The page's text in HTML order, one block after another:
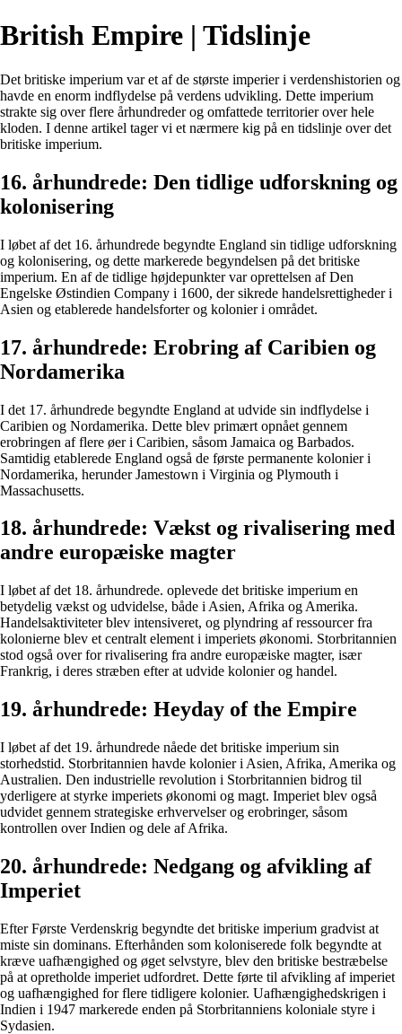
British Empire | Tidslinje
Det britiske imperium var et af de største imperier i verdenshistorien og
havde en enorm indflydelse på verdens udvikling. Dette imperium
strakte sig over flere århundreder og omfattede territorier over hele
kloden. I denne artikel tager vi et nærmere kig på en tidslinje over det
britiske imperium.
16. århundrede: Den tidlige udforskning og
kolonisering
I løbet af det 16. århundrede begyndte England sin tidlige udforskning
og kolonisering, og dette markerede begyndelsen på det britiske
imperium. En af de tidlige højdepunkter var oprettelsen af ​​Den
Engelske Østindien Company i 1600, der sikrede handelsrettigheder i
Asien og etablerede handelsforter og kolonier i området.
17. århundrede: Erobring af Caribien og
Nordamerika
I det 17. århundrede begyndte England at udvide sin indflydelse i
Caribien og Nordamerika. Dette blev primært opnået gennem
erobringen af ​​flere øer i Caribien, såsom Jamaica og Barbados.
Samtidig etablerede England også de første permanente kolonier i
Nordamerika, herunder Jamestown i Virginia og Plymouth i
Massachusetts.
18. århundrede: Vækst og rivalisering med
andre europæiske magter
I løbet af det 18. århundrede. oplevede det britiske imperium en
betydelig vækst og udvidelse, både i Asien, Afrika og Amerika.
Handelsaktiviteter blev intensiveret, og plyndring af ressourcer fra
kolonierne blev et centralt element i imperiets økonomi. Storbritannien
stod også over for rivalisering fra andre europæiske magter, især
Frankrig, i deres stræben efter at udvide kolonier og handel.
19. århundrede: Heyday of the Empire
I løbet af det 19. århundrede nåede det britiske imperium sin
storhedstid. Storbritannien havde kolonier i Asien, Afrika, Amerika og
Australien. Den industrielle revolution i Storbritannien bidrog til
yderligere at styrke imperiets økonomi og magt. Imperiet blev også
udvidet gennem strategiske erhvervelser og erobringer, såsom
kontrollen over Indien og dele af Afrika.
20. århundrede: Nedgang og afvikling af
Imperiet
Efter Første Verdenskrig begyndte det britiske imperium gradvist at
miste sin dominans. Efterhånden som koloniserede folk begyndte at
kræve uafhængighed og øget selvstyre, blev den britiske bestræbelse
på at opretholde imperiet udfordret. Dette førte til afvikling af imperiet
og uafhængighed for flere tidligere kolonier. Uafhængighedskrigen i
Indien i 1947 markerede enden på Storbritanniens koloniale styre i
Sydasien.